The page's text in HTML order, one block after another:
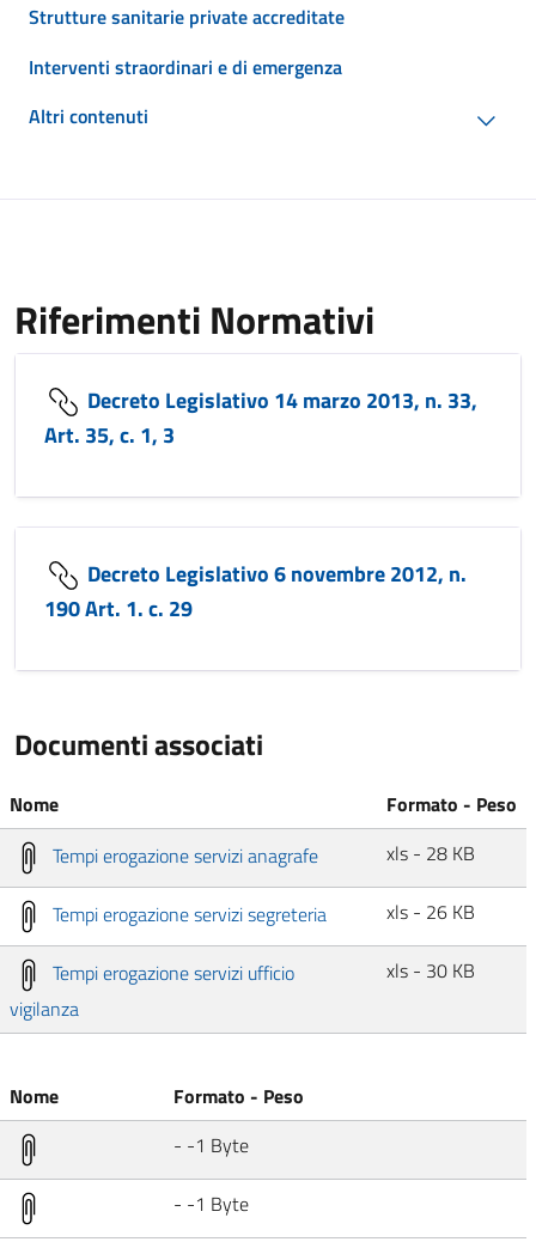
Strutture sanitarie private accreditate
Interventi straordinari e di emergenza
Altri contenuti
Riferimenti Normativi
Decreto Legislativo 14 marzo 2013, n. 33,
Art. 35, c. 1, 3
Decreto Legislativo 6 novembre 2012, n.
190 Art. 1. c. 29
Documenti associati
Nome
Formato - Peso
Tempi erogazione servizi anagrafe
xls - 28 KB
Tempi erogazione servizi segreteria xls - 26 KB
Tempi erogazione servizi ufficio
vigilanza
xls - 30 KB
Nome
Formato - Peso
- -1 Byte
- -1 Byte